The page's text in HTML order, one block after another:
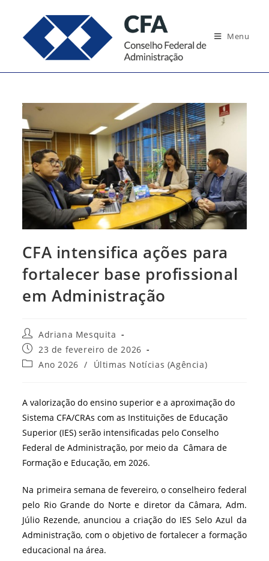
conteúdo
Menu
CFA intensifica ações para
fortalecer base profissional
em Administração
Autor
do
post:
Adriana Mesquita
Post
publicado:
23 de fevereiro de 2026
Categoria
Ano 2026 / Últimas Notícias (Agência)
A valorização do ensino superior e a aproximação do
Sistema CFA/CRAs com as Instituições de Educação
Superior (IES) serão intensificadas pelo Conselho
Federal de Administração, por meio da Câmara de
Formação e Educação, em 2026.
Na primeira semana de fevereiro, o conselheiro federal
pelo Rio Grande do Norte e diretor da Câmara, Adm.
Júlio Rezende, anunciou a criação do IES Selo Azul da
Administração, com o objetivo de fortalecer a formação
educacional na área.